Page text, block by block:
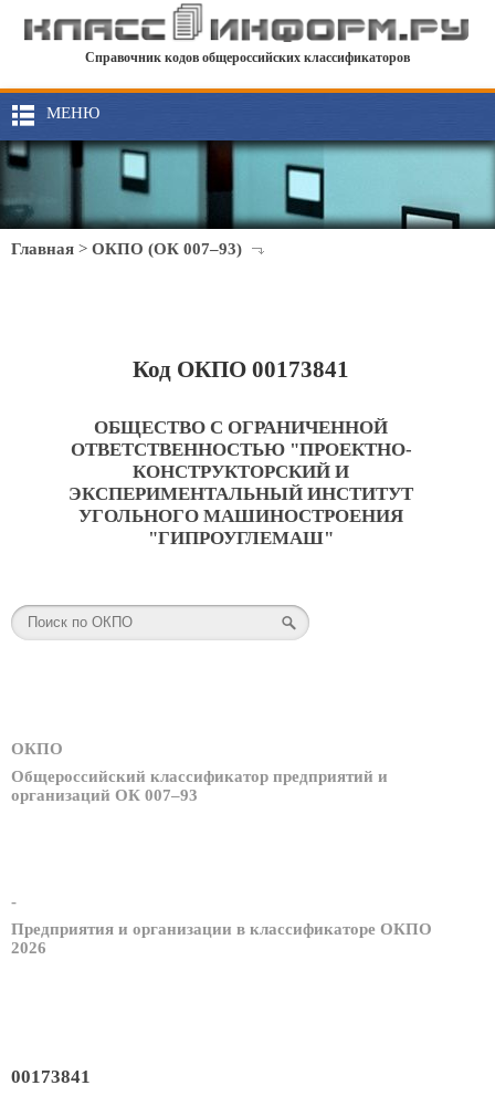
Справочник кодов общероссийских классификаторов
МЕНЮ
Главная > ОКПО (ОК 007–93)
Код ОКПО 00173841
ОБЩЕСТВО С ОГРАНИЧЕННОЙ
ОТВЕТСТВЕННОСТЬЮ "ПРОЕКТНО-
КОНСТРУКТОРСКИЙ И
ЭКСПЕРИМЕНТАЛЬНЫЙ ИНСТИТУТ
УГОЛЬНОГО МАШИНОСТРОЕНИЯ
"ГИПРОУГЛЕМАШ"
ОКПО
Общероссийский классификатор предприятий и
организаций ОК 007–93
-
Предприятия и организации в классификаторе ОКПО
2026
00173841